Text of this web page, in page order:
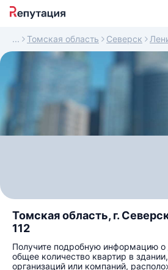
Томская область Северск
Томская область, г.
112
Получите подробную информацию
общее количество квартир в
организаций или компаний,